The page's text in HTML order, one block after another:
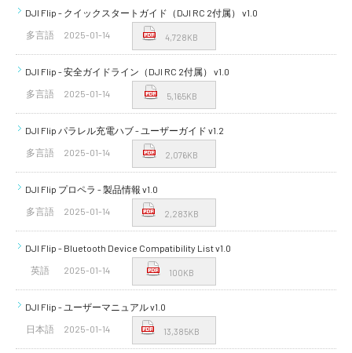
DJI Flip - クイックスタートガイド（DJI RC 2付属） v1.0
多言語
2025-01-14 4,728KB
DJI Flip - 安全ガイドライン（DJI RC 2付属） v1.0
多言語
2025-01-14 5,165KB
DJI Flip パラレル充電ハブ - ユーザーガイド v1.2
多言語
2025-01-14 2,076KB
DJI Flip プロペラ - 製品情報 v1.0
多言語
2025-01-14 2,283KB
DJI Flip - Bluetooth Device Compatibility List v1.0
英語
2025-01-14 100KB
DJI Flip - ユーザーマニュアル v1.0
日本語
2025-01-14 13,385KB